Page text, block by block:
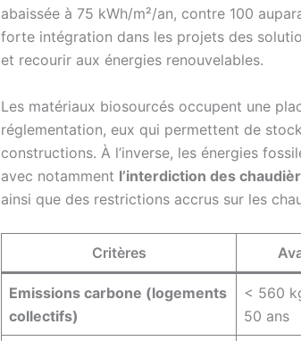
abaissée à 75 kWh/m²/an, contre 100
forte intégration dans les projets des
et recourir aux énergies renouvelables.
Les matériaux biosourcés occupent une
réglementation, eux qui permettent de
constructions. À l’inverse, les énergies
avec notamment l’interdiction des
ainsi que des restrictions accrus sur les
Critères
Emissions carbone (logements
collectifs)
< 560
50 ans